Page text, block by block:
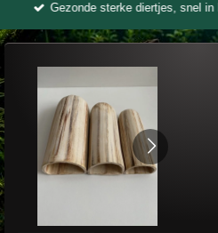
Gezonde sterke diertjes, snel